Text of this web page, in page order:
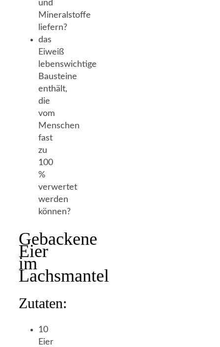
und
Mineralstoffe
liefern?
das
Eiweiß
lebenswichtige
Bausteine
enthält,
die
vom
Menschen
fast
zu
100
%
verwertet
werden
können?
Gebackene
Eier
im
Lachsmantel
Zutaten:
10
Eier